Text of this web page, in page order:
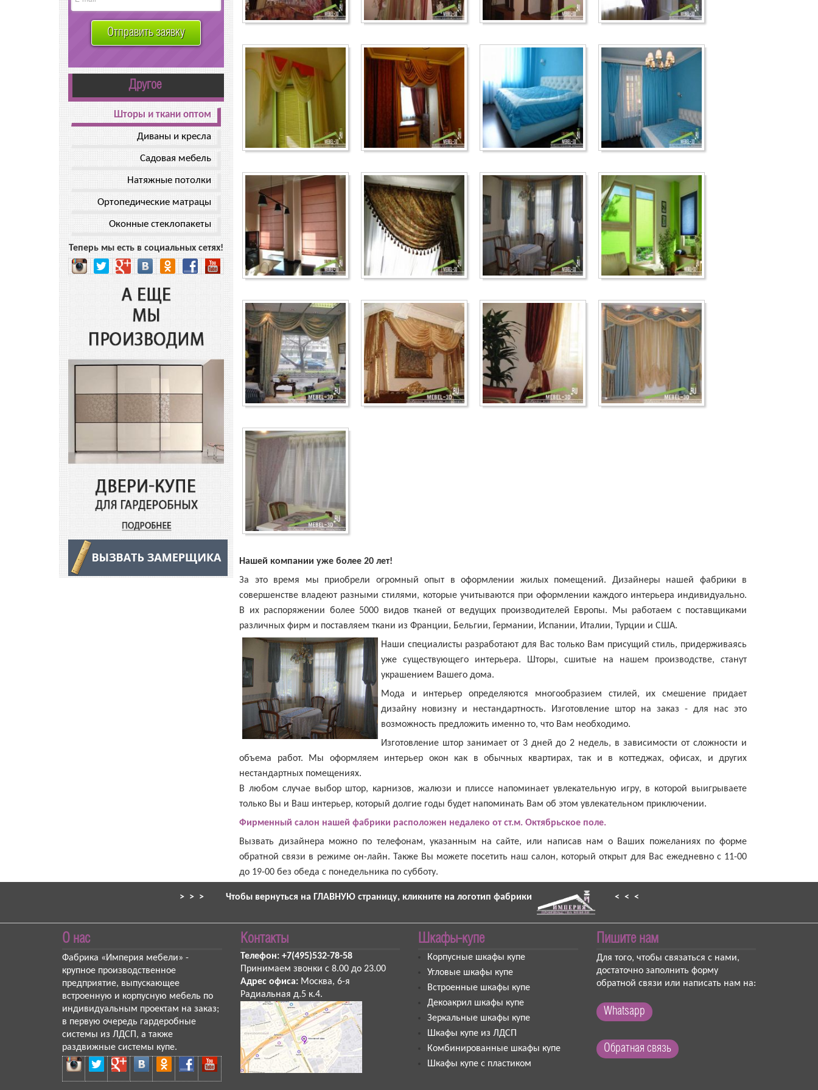
Отправить заявку
Другое
Шторы и ткани оптом
Диваны и кресла
Садовая мебель
Натяжные потолки
Ортопедические матрацы
Оконные стеклопакеты
Теперь мы есть в социальных сетях!
Нашей компании уже более 20 лет!
За это время мы приобрели огромный опыт в оформлении жилых помещений. Дизайнеры нашей фабрики в
совершенстве владеют разными стилями, которые учитываются при оформлении каждого интерьера индивидуально.
В их распоряжении более 5000 видов тканей от ведущих производителей Европы. Мы работаем с поставщиками
различных фирм и поставляем ткани из Франции, Бельгии, Германии, Испании, Италии, Турции и США.
Наши специалисты разработают для Вас только Вам присущий стиль, придерживаясь
уже существующего интерьера. Шторы, сшитые на нашем производстве, станут
украшением Вашего дома.
Мода и интерьер определяются многообразием стилей, их смешение придает
дизайну новизну и нестандартность. Изготовление штор на заказ - для нас это
возможность предложить именно то, что Вам необходимо.
Изготовление штор занимает от 3 дней до 2 недель, в зависимости от сложности и
объема работ. Мы оформляем интерьер окон как в обычных квартирах, так и в коттеджах, офисах, и других
нестандартных помещениях.
В любом случае выбор штор, карнизов, жалюзи и плиссе напоминает увлекательную игру, в которой выигрываете
только Вы и Ваш интерьер, который долгие годы будет напоминать Вам об этом увлекательном приключении.
Фирменный салон нашей фабрики расположен недалеко от ст.м. Октябрьское поле.
Вызвать дизайнера можно по телефонам, указанным на сайте, или написав нам о Ваших пожеланиях по форме
обратной связи в режиме он-лайн. Также Вы можете посетить наш салон, который открыт для Вас ежедневно с 11-00
до 19-00 без обеда с понедельника по субботу.
> > > Чтобы вернуться на ГЛАВНУЮ страницу, кликните на логотип фабрики < < <
О нас
Фабрика «Империя мебели» -
крупное производственное
предприятие, выпускающее
встроенную и корпусную мебель по
индивидуальным проектам на заказ;
в первую очередь гардеробные
системы из ЛДСП, а также
раздвижные системы купе.
Контакты
Телефон: +7(495)532-78-58
Принимаем звонки с 8.00 до 23.00
Адрес офиса: Москва, 6-я
Радиальная д.5 к.4.
Шкафы-купе
Корпусные шкафы купе
Угловые шкафы купе
Встроенные шкафы купе
Декоакрил шкафы купе
Зеркальные шкафы купе
Шкафы купе из ЛДСП
Комбинированные шкафы купе
Шкафы купе с пластиком
Пишите нам
Для того, чтобы связаться с нами,
достаточно заполнить форму
обратной связи или написать нам на:
Whatsapp
Обратная связь